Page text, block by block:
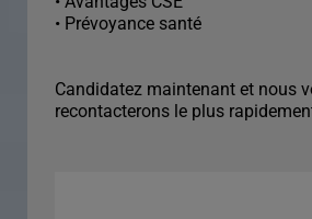
• Prévoyance santé
Candidatez maintenant et nous
recontacterons le plus